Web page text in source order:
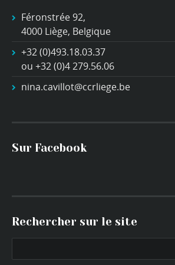
Féronstrée 92,
4000 Liège, Belgique
+32 (0)493.18.03.37
ou +32 (0)4 279.56.06
nina.cavillot@ccrliege.be
Sur Facebook
Rechercher sur le site